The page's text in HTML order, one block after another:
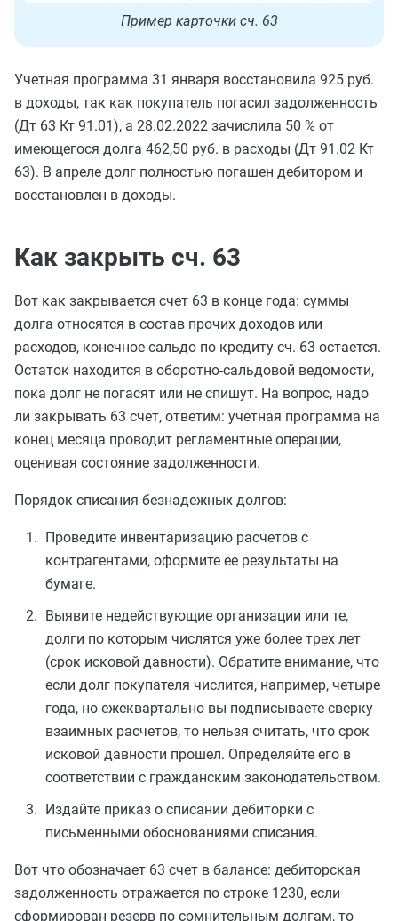
Пример карточки сч. 63
Учетная программа 31 января восстановила 925 руб.
в доходы, так как покупатель погасил задолженность
(Дт 63 Кт 91.01), а 28.02.2022 зачислила 50 % от
имеющегося долга 462,50 руб. в расходы (Дт 91.02 Кт
63). В апреле долг полностью погашен дебитором и
восстановлен в доходы.
Как закрыть сч. 63
Вот как закрывается счет 63 в конце года: суммы
долга относятся в состав прочих доходов или
расходов, конечное сальдо по кредиту сч. 63 остается.
Остаток находится в оборотно-сальдовой ведомости,
пока долг не погасят или не спишут. На вопрос, надо
ли закрывать 63 счет, ответим: учетная программа на
конец месяца проводит регламентные операции,
оценивая состояние задолженности.
Порядок списания безнадежных долгов:
Проведите инвентаризацию расчетов с
контрагентами, оформите ее результаты на
бумаге.
Выявите недействующие организации или те,
долги по которым числятся уже более трех лет
(срок исковой давности). Обратите внимание, что
если долг покупателя числится, например, четыре
года, но ежеквартально вы подписываете сверку
взаимных расчетов, то нельзя считать, что срок
исковой давности прошел. Определяйте его в
соответствии с гражданским законодательством.
Издайте приказ о списании дебиторки с
письменными обоснованиями списания.
Вот что обозначает 63 счет в балансе: дебиторская
задолженность отражается по строке 1230, если
сформирован резерв по сомнительным долгам, то